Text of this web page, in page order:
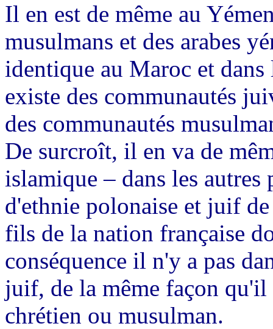
Il en est de même au
musulmans et des arabes
identique au Maroc et
existe des communautés
des communautés
De surcroît, il en va de
islamique – dans les
d'ethnie polonaise et juif
fils de la nation française
conséquence il n'y a pas
juif, de la même façon qu'il
chrétien ou musulman.